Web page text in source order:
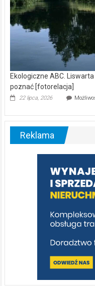
Ekologiczne ABC.
poznać [fotorelacja]
22 lipca, 2026
Reklama